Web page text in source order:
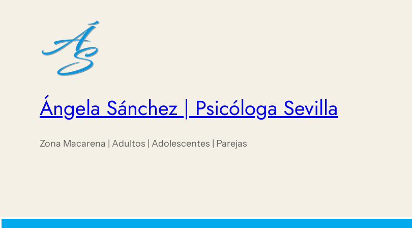
Ángela Sánchez | Psicóloga Sevilla
Zona Macarena | Adultos | Adolescentes | Parejas